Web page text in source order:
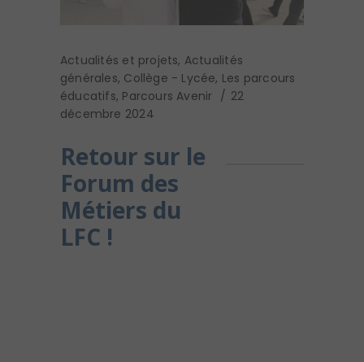
Actualités et projets, Actualités
générales, Collège - Lycée, Les parcours
éducatifs, Parcours Avenir
22
décembre 2024
Retour sur le
Forum des
Métiers du
LFC !